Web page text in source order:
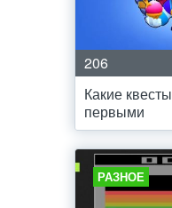
206
Какие
первыми
РАЗНОЕ